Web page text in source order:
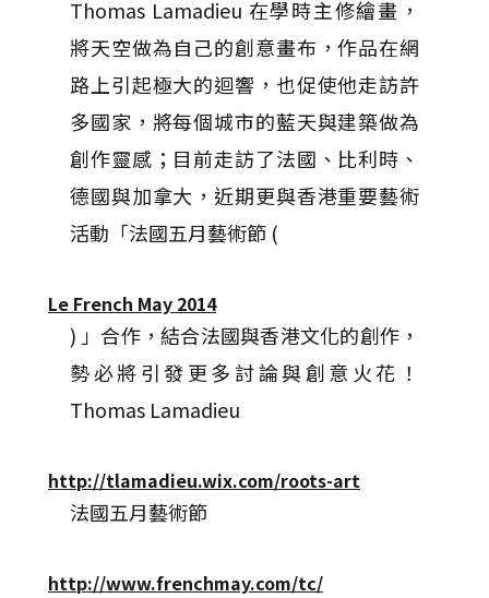
Thomas Lamadieu 在學時主修繪畫，
將天空做為自己的創意畫布，作品在網
路上引起極大的迴響，也促使他走訪許
多國家，將每個城市的藍天與建築做為
創作靈感；目前走訪了法國、比利時、
德國與加拿大，近期更與香港重要藝術
活動「法國五月藝術節 (
Le French May 2014
) 」合作，結合法國與香港文化的創作，
勢必將引發更多討論與創意火花！
Thomas Lamadieu
http://tlamadieu.wix.com/roots-art
法國五月藝術節
http://www.frenchmay.com/tc/